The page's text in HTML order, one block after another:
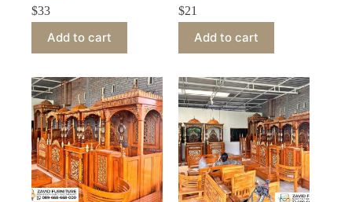
$33
Add to cart
$21
Add to cart